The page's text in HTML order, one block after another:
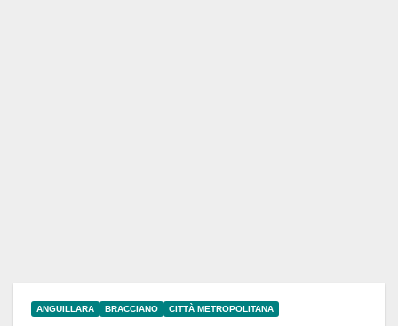
ANGUILLARA BRACCIANO CITTÀ METROPOLITANA